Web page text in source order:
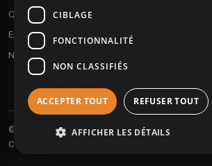
Qui sommes-nous ?
Envoyez vos démos
Nous contacter
© 2026 UndergroundteknoVos informations
Conditions générales de vente
Expéditions et
CIBLAGE
FONCTIONNALITÉ
NON CLASSIFIÉS
ACCEPTER TOUT REFUSER TOUT
AFFICHER LES DÉTAILS